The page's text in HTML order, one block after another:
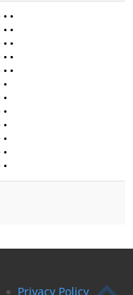
• •
• •
• •
• •
• •
•
•
•
•
•
•
•
Privacy Policy